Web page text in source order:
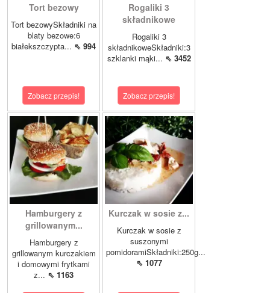
Tort bezowy
Tort bezowySkładniki na
blaty bezowe:6
białekszczypta... ⇖ 994
Zobacz przepis!
Rogaliki 3
składnikowe
Rogaliki 3
składnikoweSkładniki:3
szklanki mąki... ⇖ 3452
Zobacz przepis!
Hamburgery z
grillowanym...
Hamburgery z
grillowanym kurczakiem
i domowymi frytkami
z... ⇖ 1163
Kurczak w sosie z...
Kurczak w sosie z
suszonymi
pomidoramiSkładniki:250g...
⇖ 1077